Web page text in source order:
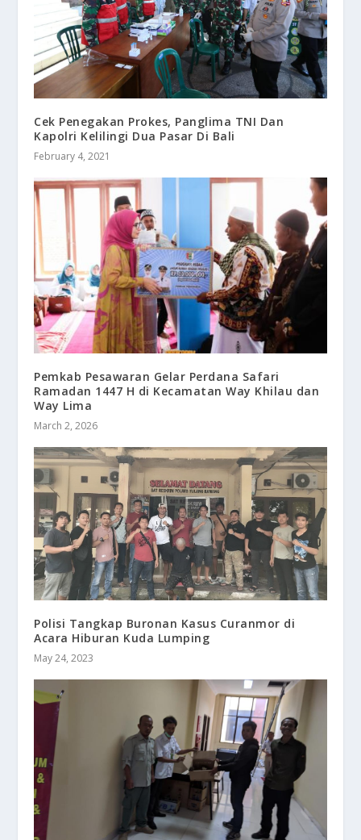
Cek Penegakan Prokes, Panglima TNI Dan
Kapolri Kelilingi Dua Pasar Di Bali
February 4, 2021
Pemkab Pesawaran Gelar Perdana Safari
Ramadan 1447 H di Kecamatan Way Khilau dan
Way Lima
March 2, 2026
Polisi Tangkap Buronan Kasus Curanmor di
Acara Hiburan Kuda Lumping
May 24, 2023